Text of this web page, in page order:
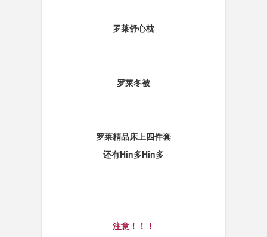
罗莱舒心枕
罗莱冬被
罗莱精品床上四件套
还有Hin多Hin多
注意！！！